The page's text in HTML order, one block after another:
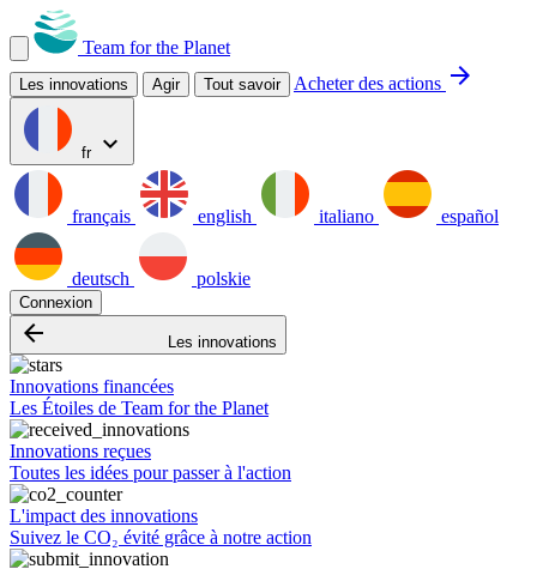
Team for the Planet
Les innovations Agir Tout savoir Acheter des actions arrow_forward
fr expand_more
français english italiano español
deutsch polskie
Connexion
arrow_backward Les innovations
Innovations financées
Les Étoiles de Team for the Planet
Innovations reçues
Toutes les idées pour passer à l'action
L'impact des innovations
Suivez le CO₂ évité grâce à notre action